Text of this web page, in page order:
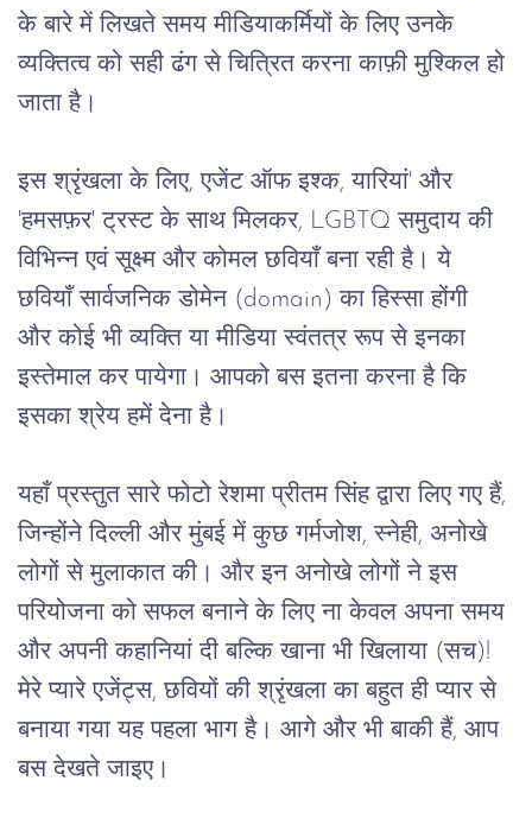
के बारे में लिखते समय मीडियाकर्मियों के लिए उनके
व्यक्तित्व को सही ढंग से चित्रित करना काफ़ी मुश्किल हो
जाता है।
इस श्रृंखला के लिए, एजेंट ऑफ इश्क, यारियां' और
'हमसफ़र' ट्रस्ट के साथ मिलकर, LGBTQ समुदाय की
विभिन्न एवं सूक्ष्म और कोमल छवियाँ बना रही है। ये
छवियाँ सार्वजनिक डोमेन (domain) का हिस्सा होंगी
और कोई भी व्यक्ति या मीडिया स्वंतत्र रूप से इनका
इस्तेमाल कर पायेगा। आपको बस इतना करना है कि
इसका श्रेय हमें देना है।
यहाँ प्रस्तुत सारे फोटो रेशमा प्रीतम सिंह द्वारा लिए गए हैं,
जिन्होंने दिल्ली और मुंबई में कुछ गर्मजोश, स्नेही, अनोखे
लोगों से मुलाकात की। और इन अनोखे लोगों ने इस
परियोजना को सफल बनाने के लिए ना केवल अपना समय
और अपनी कहानियां दी बल्कि खाना भी खिलाया (सच)!
मेरे प्यारे एजेंट्स, छवियों की श्रृंखला का बहुत ही प्यार से
बनाया गया यह पहला भाग है। आगे और भी बाकी हैं, आप
बस देखते जाइए।